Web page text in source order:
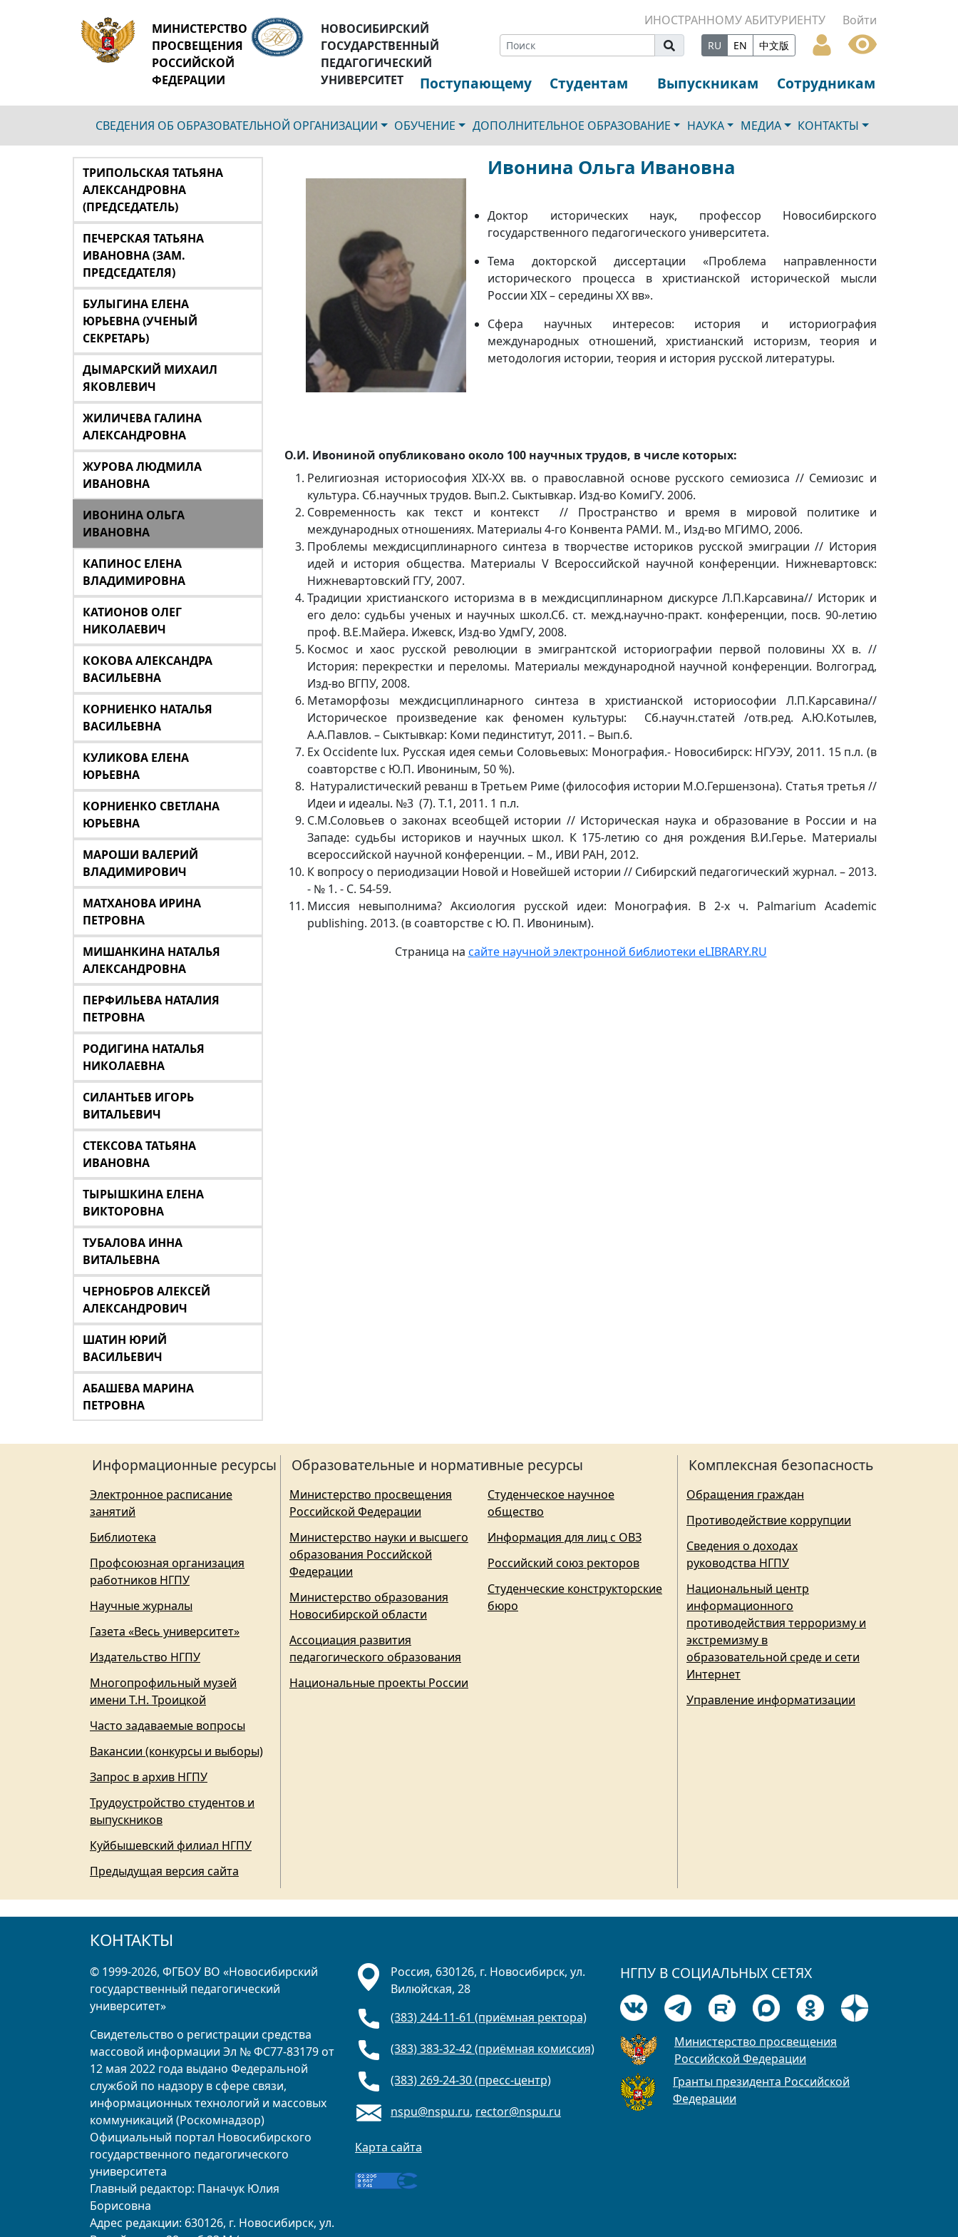
МИНИСТЕРСТВО
ПРОСВЕЩЕНИЯ
РОССИЙСКОЙ
ФЕДЕРАЦИИ
НОВОСИБИРСКИЙ
ГОСУДАРСТВЕННЫЙ
ПЕДАГОГИЧЕСКИЙ
УНИВЕРСИТЕТ
ИНОСТРАННОМУ АБИТУРИЕНТУ Войти
RU EN 中文版
Поступающему Студентам Выпускникам Сотрудникам
СВЕДЕНИЯ ОБ ОБРАЗОВАТЕЛЬНОЙ ОРГАНИЗАЦИИ ОБУЧЕНИЕ ДОПОЛНИТЕЛЬНОЕ ОБРАЗОВАНИЕ НАУКА МЕДИА КОНТАКТЫ
ТРИПОЛЬСКАЯ ТАТЬЯНА
АЛЕКСАНДРОВНА
(ПРЕДСЕДАТЕЛЬ)
ПЕЧЕРСКАЯ ТАТЬЯНА
ИВАНОВНА (ЗАМ.
ПРЕДСЕДАТЕЛЯ)
БУЛЫГИНА ЕЛЕНА
ЮРЬЕВНА (УЧЕНЫЙ
СЕКРЕТАРЬ)
ДЫМАРСКИЙ МИХАИЛ
ЯКОВЛЕВИЧ
ЖИЛИЧЕВА ГАЛИНА
АЛЕКСАНДРОВНА
ЖУРОВА ЛЮДМИЛА
ИВАНОВНА
ИВОНИНА ОЛЬГА
ИВАНОВНА
КАПИНОС ЕЛЕНА
ВЛАДИМИРОВНА
КАТИОНОВ ОЛЕГ
НИКОЛАЕВИЧ
КОКОВА АЛЕКСАНДРА
ВАСИЛЬЕВНА
КОРНИЕНКО НАТАЛЬЯ
ВАСИЛЬЕВНА
КУЛИКОВА ЕЛЕНА
ЮРЬЕВНА
КОРНИЕНКО СВЕТЛАНА
ЮРЬЕВНА
МАРОШИ ВАЛЕРИЙ
ВЛАДИМИРОВИЧ
МАТХАНОВА ИРИНА
ПЕТРОВНА
МИШАНКИНА НАТАЛЬЯ
АЛЕКСАНДРОВНА
ПЕРФИЛЬЕВА НАТАЛИЯ
ПЕТРОВНА
РОДИГИНА НАТАЛЬЯ
НИКОЛАЕВНА
СИЛАНТЬЕВ ИГОРЬ
ВИТАЛЬЕВИЧ
СТЕКСОВА ТАТЬЯНА
ИВАНОВНА
ТЫРЫШКИНА ЕЛЕНА
ВИКТОРОВНА
ТУБАЛОВА ИННА
ВИТАЛЬЕВНА
ЧЕРНОБРОВ АЛЕКСЕЙ
АЛЕКСАНДРОВИЧ
ШАТИН ЮРИЙ
ВАСИЛЬЕВИЧ
АБАШЕВА МАРИНА
ПЕТРОВНА
Ивонина Ольга Ивановна
Доктор исторических наук, профессор Новосибирского
государственного педагогического университета.
Тема докторской диссертации «Проблема направленности
исторического процесса в христианской исторической мысли
России XIX – середины ХХ вв».
Cфера научных интересов: история и историография
международных отношений, христианский историзм, теория и
методология истории, теория и история русской литературы.
О.И. Ивониной опубликовано около 100 научных трудов, в числе которых:
Религиозная историософия XIX-XX вв. о православной основе русского семиозиса // Семиозис и
культура. Сб.научных трудов. Вып.2. Сыктывкар. Изд-во КомиГУ. 2006.
Современность как текст и контекст // Пространство и время в мировой политике и
международных отношениях. Материалы 4-го Конвента РАМИ. М., Изд-во МГИМО, 2006.
Проблемы междисциплинарного синтеза в творчестве историков русской эмиграции // История
идей и история общества. Материалы V Всероссийской научной конференции. Нижневартовск:
Нижневартовский ГГУ, 2007.
Традиции христианского историзма в в междисциплинарном дискурсе Л.П.Карсавина// Историк и
его дело: судьбы ученых и научных школ.Сб. ст. межд.научно-практ. конференции, посв. 90-летию
проф. В.Е.Майера. Ижевск, Изд-во УдмГУ, 2008.
Космос и хаос русской революции в эмигрантской историографии первой половины ХХ в. //
История: перекрестки и переломы. Материалы международной научной конференции. Волгоград,
Изд-во ВГПУ, 2008.
Метаморфозы междисциплинарного синтеза в христианской историософии Л.П.Карсавина//
Историческое произведение как феномен культуры: Сб.научн.статей /отв.ред. А.Ю.Котылев,
А.А.Павлов. – Сыктывкар: Коми пединститут, 2011. – Вып.6.
Ex Occidente lux. Русская идея семьи Соловьевых: Монография.- Новосибирск: НГУЭУ, 2011. 15 п.л. (в
соавторстве с Ю.П. Ивониным, 50 %).
Натуралистический реванш в Третьем Риме (философия истории М.О.Гершензона). Статья третья //
Идеи и идеалы. №3 (7). Т.1, 2011. 1 п.л.
С.М.Соловьев о законах всеобщей истории // Историческая наука и образование в России и на
Западе: судьбы историков и научных школ. К 175-летию со дня рождения В.И.Герье. Материалы
всероссийской научной конференции. – М., ИВИ РАН, 2012.
К вопросу о периодизации Новой и Новейшей истории // Сибирский педагогический журнал. – 2013.
- № 1. - С. 54-59.
Миссия невыполнима? Аксиология русской идеи: Монография. В 2-х ч. Palmarium Academic
publishing. 2013. (в соавторстве с Ю. П. Ивониным).
Страница на сайте научной электронной библиотеки eLIBRARY.RU
Информационные ресурсы
Электронное расписание
занятий
Библиотека
Профсоюзная организация
работников НГПУ
Научные журналы
Газета «Весь университет»
Издательство НГПУ
Многопрофильный музей
имени Т.Н. Троицкой
Часто задаваемые вопросы
Вакансии (конкурсы и выборы)
Запрос в архив НГПУ
Трудоустройство студентов и
выпускников
Куйбышевский филиал НГПУ
Предыдущая версия сайта
Образовательные и нормативные ресурсы
Министерство просвещения
Российской Федерации
Министерство науки и высшего
образования Российской
Федерации
Министерство образования
Новосибирской области
Ассоциация развития
педагогического образования
Национальные проекты России
Студенческое научное
общество
Информация для лиц с ОВЗ
Российский союз ректоров
Студенческие конструкторские
бюро
Комплексная безопасность
Обращения граждан
Противодействие коррупции
Сведения о доходах
руководства НГПУ
Национальный центр
информационного
противодействия терроризму и
экстремизму в
образовательной среде и сети
Интернет
Управление информатизации
КОНТАКТЫ
© 1999-2026, ФГБОУ ВО «Новосибирский
государственный педагогический
университет»
Свидетельство о регистрации средства
массовой информации Эл № ФС77-83179 от
12 мая 2022 года выдано Федеральной
службой по надзору в сфере связи,
информационных технологий и массовых
коммуникаций (Роскомнадзор)
Официальный портал Новосибирского
государственного педагогического
университета
Главный редактор: Паначук Юлия
Борисовна
Адрес редакции: 630126, г. Новосибирск, ул.
Россия, 630126, г. Новосибирск, ул.
Вилюйская, 28
(383) 244-11-61 (приёмная ректора)
(383) 383-32-42 (приёмная комиссия)
(383) 269-24-30 (пресс-центр)
nspu@nspu.ru, rector@nspu.ru
Карта сайта
НГПУ В СОЦИАЛЬНЫХ СЕТЯХ
Министерство просвещения
Российской Федерации
Гранты президента Российской
Федерации